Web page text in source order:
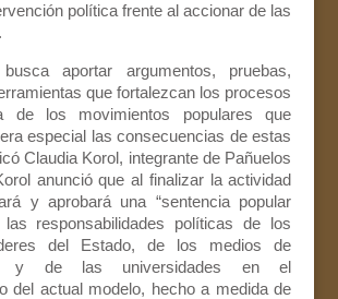
política frente al accionar de las
aportar argumentos, pruebas,
que fortalezcan los procesos
de los movimientos populares que
especial las consecuencias de estas
Claudia Korol, integrante de Pañuelos
anunció que al finalizar la actividad
y aprobará una “sentencia popular
responsabilidades políticas de los
del Estado, de los medios de
y de las universidades en el
del actual modelo, hecho a medida de